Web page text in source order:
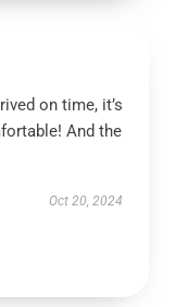
on time, it’s
And the
Oct 20, 2024